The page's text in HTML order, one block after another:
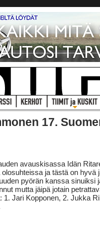
17.
avauskisassa Idän
ja tästä on hyvä
pyörän kanssa sinuiksi
mutta jäipä jotain
Jari Kopponen, 2. Jukka